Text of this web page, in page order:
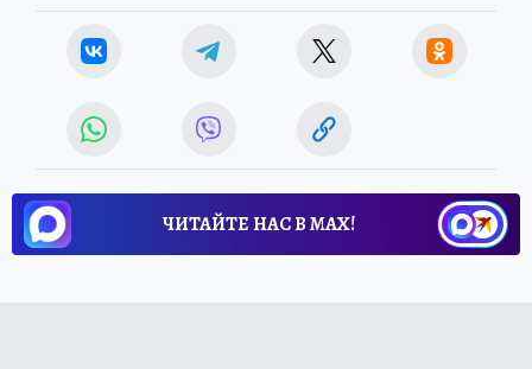
ЧИТАЙТЕ НАС В МАХ!